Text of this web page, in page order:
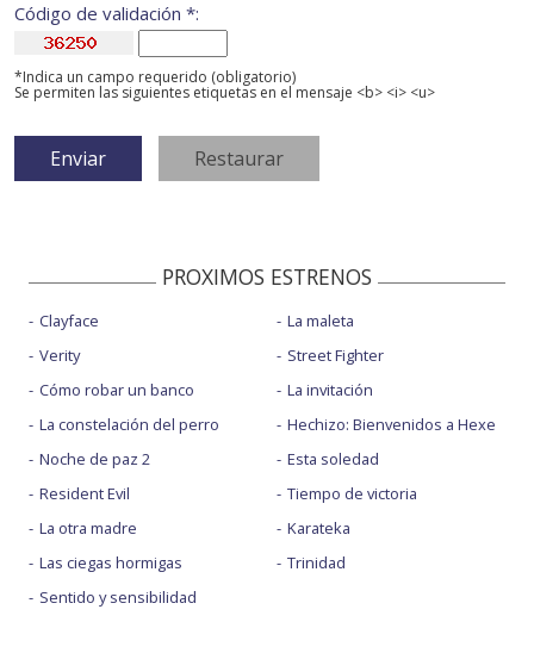
Código de validación *:
*Indica un campo requerido (obligatorio)
Se permiten las siguientes etiquetas en el mensaje <b> <i> <u>
PROXIMOS ESTRENOS
Clayface
Verity
Cómo robar un banco
La constelación del perro
Noche de paz 2
Resident Evil
La otra madre
Las ciegas hormigas
Sentido y sensibilidad
La maleta
Street Fighter
La invitación
Hechizo: Bienvenidos a Hexe
Esta soledad
Tiempo de victoria
Karateka
Trinidad